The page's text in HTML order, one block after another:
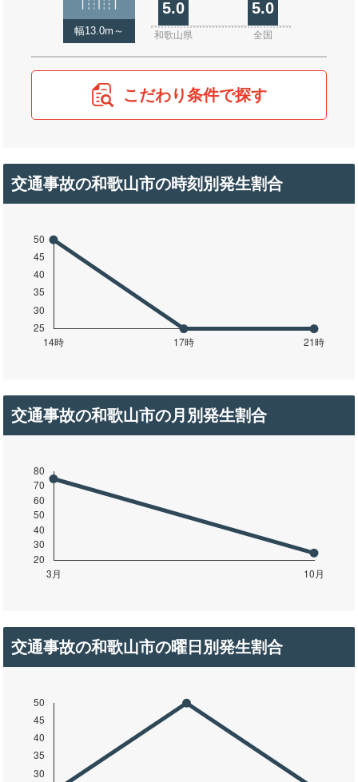
幅13.0m～
5.0 5.0
和歌山県 全国
こだわり条件で探す
交通事故の和歌山市の時刻別発生割合
交通事故の和歌山市の月別発生割合
交通事故の和歌山市の曜日別発生割合